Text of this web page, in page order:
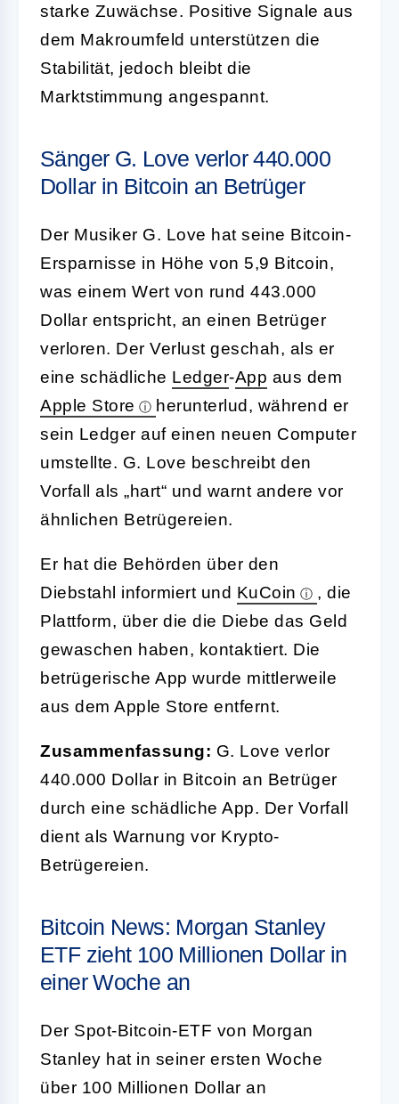
starke Zuwächse. Positive Signale aus
dem Makroumfeld unterstützen die
Stabilität, jedoch bleibt die
Marktstimmung angespannt.
Sänger G. Love verlor 440.000
Dollar in Bitcoin an Betrüger
Der Musiker G. Love hat seine Bitcoin-
Ersparnisse in Höhe von 5,9 Bitcoin,
was einem Wert von rund 443.000
Dollar entspricht, an einen Betrüger
verloren. Der Verlust geschah, als er
eine schädliche Ledger-App aus dem
Apple Store
herunterlud, während er
sein Ledger auf einen neuen Computer
umstellte. G. Love beschreibt den
Vorfall als „hart“ und warnt andere vor
ähnlichen Betrügereien.
Er hat die Behörden über den
Diebstahl informiert und KuCoin
, die
Plattform, über die die Diebe das Geld
gewaschen haben, kontaktiert. Die
betrügerische App wurde mittlerweile
aus dem Apple Store entfernt.
Zusammenfassung: G. Love verlor
440.000 Dollar in Bitcoin an Betrüger
durch eine schädliche App. Der Vorfall
dient als Warnung vor Krypto-
Betrügereien.
Bitcoin News: Morgan Stanley
ETF zieht 100 Millionen Dollar in
einer Woche an
Der Spot-Bitcoin-ETF von Morgan
Stanley hat in seiner ersten Woche
über 100 Millionen Dollar an